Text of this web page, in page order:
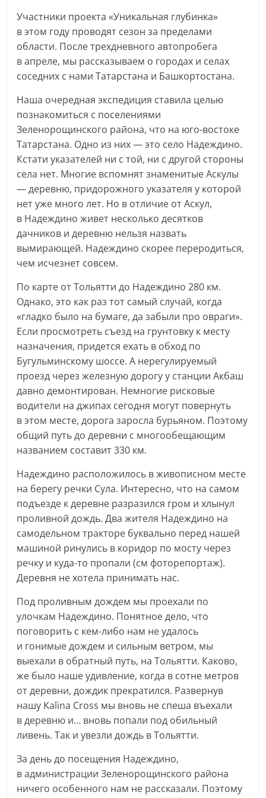
Участники проекта «Уникальная глубинка»
в этом году проводят сезон за пределами
области. После трехдневного автопробега
в апреле, мы рассказываем о городах и селах
соседних с нами Татарстана и Башкортостана.
Наша очередная экспедиция ставила целью
познакомиться с поселениями
Зеленорощинского района, что на юго-востоке
Татарстана. Одно из них — это село Надеждино.
Кстати указателей ни с той, ни с другой стороны
села нет. Многие вспомнят знаменитые Аскулы
— деревню, придорожного указателя у которой
нет уже много лет. Но в отличие от Аскул,
в Надеждино живет несколько десятков
дачников и деревню нельзя назвать
вымирающей. Надеждино скорее переродиться,
чем исчезнет совсем.
По карте от Тольятти до Надеждино 280 км.
Однако, это как раз тот самый случай, когда
«гладко было на бумаге, да забыли про овраги».
Если просмотреть съезд на грунтовку к месту
назначения, придется ехать в обход по
Бугульминскому шоссе. А нерегулируемый
проезд через железную дорогу у станции Акбаш
давно демонтирован. Немногие рисковые
водители на джипах сегодня могут повернуть
в этом месте, дорога заросла бурьяном. Поэтому
общий путь до деревни с многообещающим
названием составит 330 км.
Надеждино расположилось в живописном месте
на берегу речки Сула. Интересно, что на самом
подъезде к деревне разразился гром и хлынул
проливной дождь. Два жителя Надеждино на
самодельном тракторе буквально перед нашей
машиной ринулись в коридор по мосту через
речку и куда-то пропали (см фоторепортаж).
Деревня не хотела принимать нас.
Под проливным дождем мы проехали по
улочкам Надеждино. Понятное дело, что
поговорить с кем-либо нам не удалось
и гонимые дождем и сильным ветром, мы
выехали в обратный путь, на Тольятти. Каково,
же было наше удивление, когда в сотне метров
от деревни, дождик прекратился. Развернув
нашу Kalina Cross мы вновь не спеша въехали
в деревню и… вновь попали под обильный
ливень. Так и увезли дождь в Тольятти.
За день до посещения Надеждино,
в администрации Зеленорощинского района
ничего особенного нам не рассказали. Поэтому